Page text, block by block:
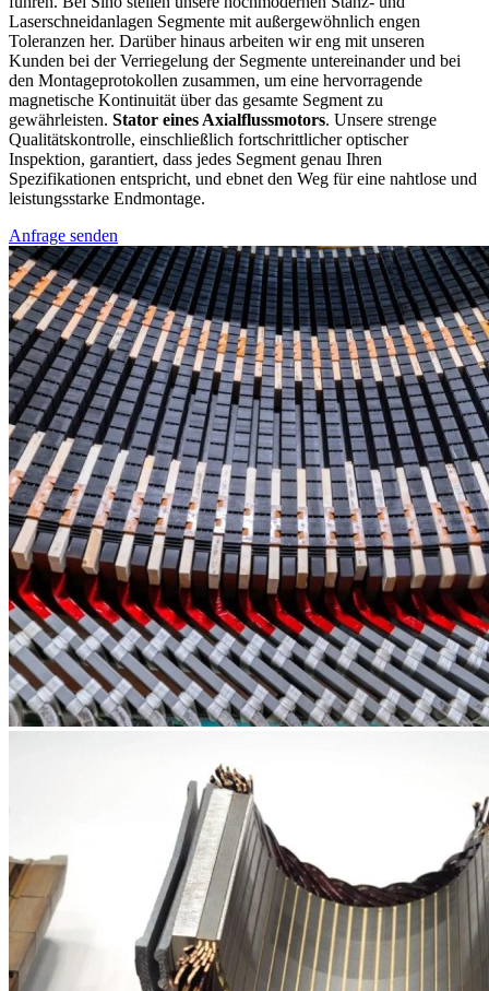
Laserschneidanlagen Segmente mit außergewöhnlich engen
Toleranzen her. Darüber hinaus arbeiten wir eng mit unseren
Kunden bei der Verriegelung der Segmente untereinander und bei
den Montageprotokollen zusammen, um eine hervorragende
magnetische Kontinuität über das gesamte Segment zu
gewährleisten. Stator eines Axialflussmotors. Unsere strenge
Qualitätskontrolle, einschließlich fortschrittlicher optischer
Inspektion, garantiert, dass jedes Segment genau Ihren
Spezifikationen entspricht, und ebnet den Weg für eine nahtlose und
leistungsstarke Endmontage.
Anfrage senden